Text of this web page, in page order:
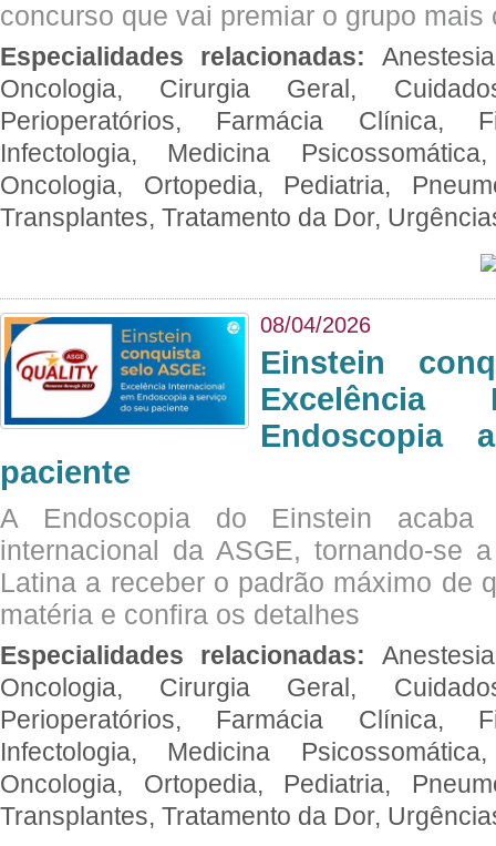
concurso que vai premiar o grupo mais
Especialidades relacionadas:
Oncologia, Cirurgia Geral,
Perioperatórios, Farmácia Clínica,
Infectologia, Medicina
Oncologia, Ortopedia, Pediatria,
Transplantes, Tratamento da Dor,
08/04/2026
Einstein
Excelência
Endoscopia
paciente
A Endoscopia do Einstein
internacional da ASGE, tornando-se
Latina a receber o padrão máximo de
matéria e confira os detalhes
Especialidades relacionadas:
Oncologia, Cirurgia Geral,
Perioperatórios, Farmácia Clínica,
Infectologia, Medicina
Oncologia, Ortopedia, Pediatria,
Transplantes, Tratamento da Dor,